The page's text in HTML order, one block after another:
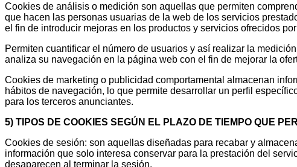
Cookies de análisis o medición son aquellas que permiten
que hacen las personas usuarias de la web de los servicios
el fin de introducir mejoras en los productos y servicios ofrecidos
Permiten cuantificar el número de usuarios y así realizar la
analiza su navegación en la página web con el fin de mejorar la
Cookies de marketing o publicidad comportamental almacenan
hábitos de navegación, lo que permite desarrollar un perfil
para los terceros anunciantes.
5) TIPOS DE COOKIES SEGÚN EL PLAZO DE TIEMPO QUE
Cookies de sesión: son aquellas diseñadas para recabar y
información que solo interesa conservar para la prestación del
desaparecen al terminar la sesión.